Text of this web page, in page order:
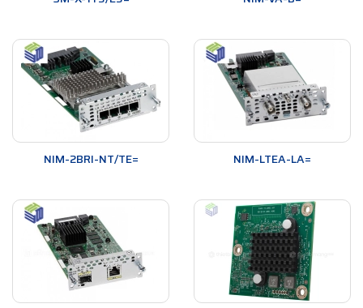
NIM-2BRI-NT/TE= NIM-LTEA-LA=